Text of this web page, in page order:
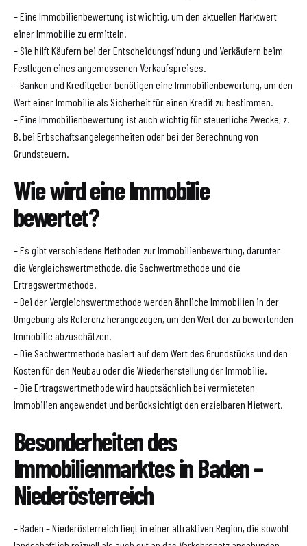
– Eine Immobilienbewertung ist wichtig, um den aktuellen Marktwert
einer Immobilie zu ermitteln.
– Sie hilft Käufern bei der Entscheidungsfindung und Verkäufern beim
Festlegen eines angemessenen Verkaufspreises.
– Banken und Kreditgeber benötigen eine Immobilienbewertung, um den
Wert einer Immobilie als Sicherheit für einen Kredit zu bestimmen.
– Eine Immobilienbewertung ist auch wichtig für steuerliche Zwecke, z.
B. bei Erbschaftsangelegenheiten oder bei der Berechnung von
Grundsteuern.
Wie wird eine Immobilie
bewertet?
– Es gibt verschiedene Methoden zur Immobilienbewertung, darunter
die Vergleichswertmethode, die Sachwertmethode und die
Ertragswertmethode.
– Bei der Vergleichswertmethode werden ähnliche Immobilien in der
Umgebung als Referenz herangezogen, um den Wert der zu bewertenden
Immobilie abzuschätzen.
– Die Sachwertmethode basiert auf dem Wert des Grundstücks und den
Kosten für den Neubau oder die Wiederherstellung der Immobilie.
– Die Ertragswertmethode wird hauptsächlich bei vermieteten
Immobilien angewendet und berücksichtigt den erzielbaren Mietwert.
Besonderheiten des
Immobilienmarktes in Baden –
Niederösterreich
– Baden – Niederösterreich liegt in einer attraktiven Region, die sowohl